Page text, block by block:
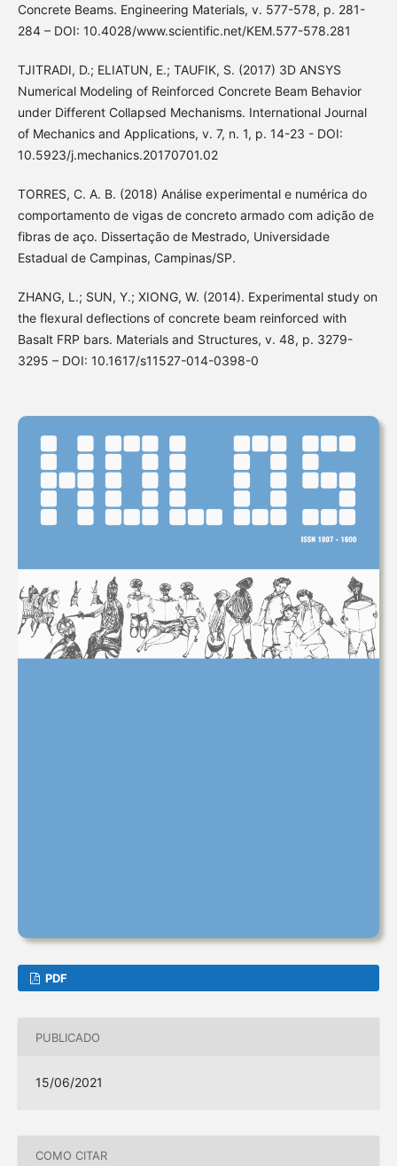
Concrete Beams. Engineering Materials, v. 577-578, p. 281-
284 – DOI: 10.4028/www.scientific.net/KEM.577-578.281
TJITRADI, D.; ELIATUN, E.; TAUFIK, S. (2017) 3D ANSYS
Numerical Modeling of Reinforced Concrete Beam Behavior
under Different Collapsed Mechanisms. International Journal
of Mechanics and Applications, v. 7, n. 1, p. 14-23 - DOI:
10.5923/j.mechanics.20170701.02
TORRES, C. A. B. (2018) Análise experimental e numérica do
comportamento de vigas de concreto armado com adição de
fibras de aço. Dissertação de Mestrado, Universidade
Estadual de Campinas, Campinas/SP.
ZHANG, L.; SUN, Y.; XIONG, W. (2014). Experimental study on
the flexural deflections of concrete beam reinforced with
Basalt FRP bars. Materials and Structures, v. 48, p. 3279-
3295 – DOI: 10.1617/s11527-014-0398-0
PDF
PUBLICADO
15/06/2021
COMO CITAR